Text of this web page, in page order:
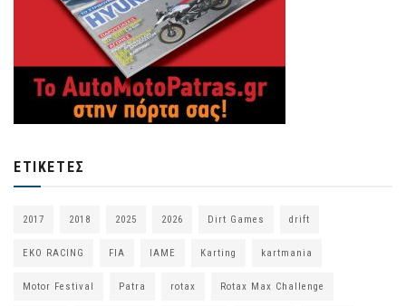
ΕΤΙΚΈΤΕΣ
2017 2018 2025 2026 Dirt Games drift
EKO RACING FIA IAME Karting kartmania
Motor Festival Patra rotax Rotax Max Challenge